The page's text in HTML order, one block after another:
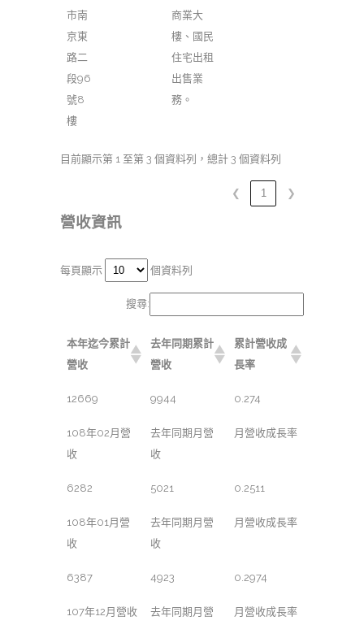
市南
京東
路二
段96
號8
樓
商業大
樓、國民
住宅出租
出售業
務。
目前顯示第 1 至第 3 個資料列，總計 3 個資料列
❮ 1 ❯
營收資訊
每頁顯示 個資料列
搜尋:
本年迄今累計
營收
去年同期累計
營收
累計營收成
長率
12669 9944 0.274
108年02月營
收
去年同期月營
收
月營收成長率
6282 5021 0.2511
108年01月營
收
去年同期月營
收
月營收成長率
6387 4923 0.2974
107年12月營收
去年同期月營
月營收成長率